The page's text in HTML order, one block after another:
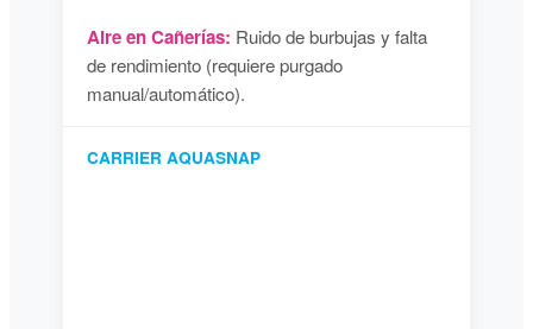
Aire en Cañerías: Ruido de burbujas y falta
de rendimiento (requiere purgado
manual/automático).
CARRIER AQUASNAP